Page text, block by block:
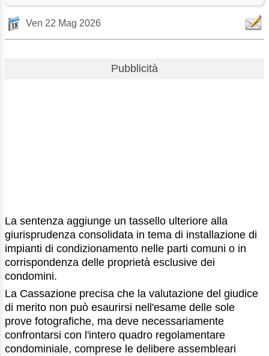
Ven 22 Mag 2026
Pubblicità
La sentenza aggiunge un tassello ulteriore alla
giurisprudenza consolidata in tema di installazione di
impianti di condizionamento nelle parti comuni o in
corrispondenza delle proprietà esclusive dei
condomini.
La Cassazione precisa che la valutazione del giudice
di merito non può esaurirsi nell'esame delle sole
prove fotografiche, ma deve necessariamente
confrontarsi con l'intero quadro regolamentare
condominiale, comprese le delibere assembleari